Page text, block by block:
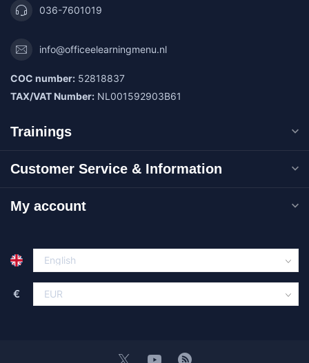
036-7601019
info@officeelearningmenu.nl
COC number: 52818837
TAX/VAT Number: NL001592903B61
Trainings
Customer Service & Information
My account
€